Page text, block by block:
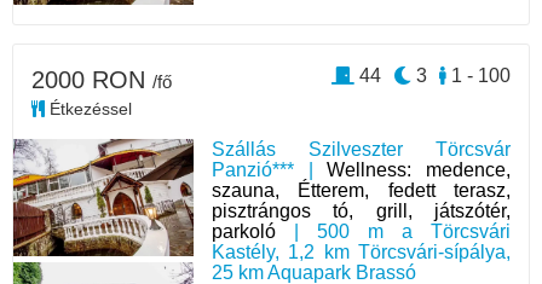
Szállás Szilveszter Törcsvár
Panzió*** |Wellness: medence,
szauna, Étterem, fedett terasz,
pisztrángos tó, grill, játszótér,
parkoló | 500 m a Törcsvári
Kastély, 1,2 km Törcsvári-sípálya,
25 km Aquapark Brassó
2000 RON /fő
Étkezéssel
1 - 100
3
44